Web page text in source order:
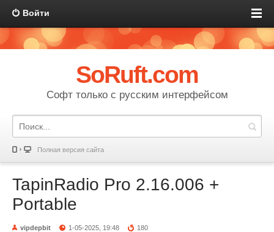
Войти
SoRuft.com
Софт только с русским интерфейсом
Полная версия сайта
TapinRadio Pro 2.16.006 +
Portable
vipdepbit 1-05-2025, 19:48 180